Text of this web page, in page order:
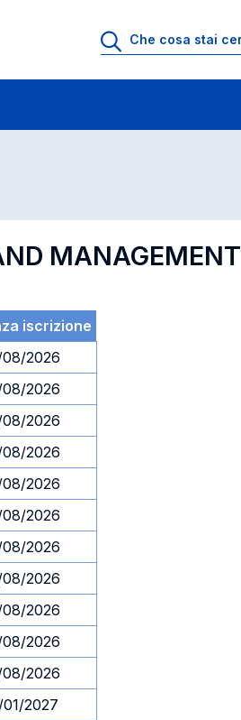
MANAGEMENT
iscrizione
2026
2026
2026
2026
2026
2026
2026
2026
2026
2026
2026
01/2027